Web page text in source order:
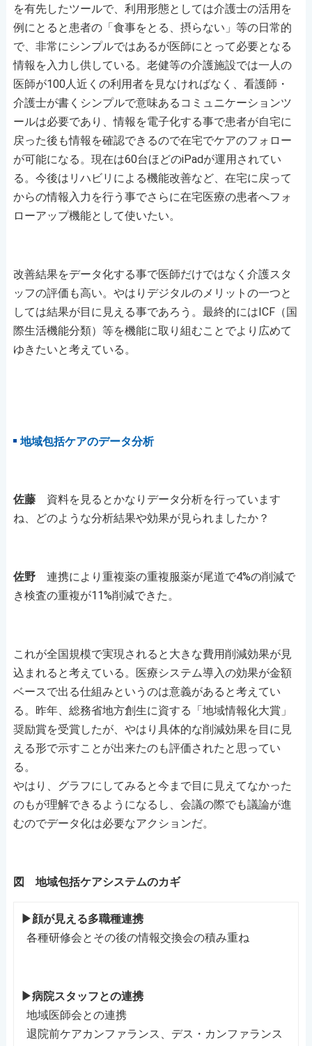
を有先したツールで、利用形態としては介護士の活用を
例にとると患者の「食事をとる、摂らない」等の日常的
で、非常にシンプルではあるが医師にとって必要となる
情報を入力し供している。老健等の介護施設では一人の
医師が100人近くの利用者を見なければなく、看護師・
介護士が書くシンプルで意味あるコミュニケーションツ
ールは必要であり、情報を電子化する事で患者が自宅に
戻った後も情報を確認できるので在宅でケアのフォロー
が可能になる。現在は60台ほどのiPadが運用されてい
る。今後はリハビリによる機能改善など、在宅に戻って
からの情報入力を行う事でさらに在宅医療の患者へフォ
ローアップ機能として使いたい。
改善結果をデータ化する事で医師だけではなく介護スタ
ッフの評価も高い。やはりデジタルのメリットの一つと
しては結果が目に見える事であろう。最終的にはICF（国
際生活機能分類）等を機能に取り組むことでより広めて
ゆきたいと考えている。
地域包括ケアのデータ分析
佐藤資料を見るとかなりデータ分析を行っています
ね、どのような分析結果や効果が見られましたか？
佐野連携により重複薬の重複服薬が尾道で4%の削減で
き検査の重複が11%削減できた。
これが全国規模で実現されると大きな費用削減効果が見
込まれると考えている。医療システム導入の効果が金額
ベースで出る仕組みというのは意義があると考えてい
る。昨年、総務省地方創生に資する「地域情報化大賞」
奨励賞を受賞したが、やはり具体的な削減効果を目に見
える形で示すことが出来たのも評価されたと思ってい
る。
やはり、グラフにしてみると今まで目に見えてなかった
のもが理解できるようになるし、会議の際でも議論が進
むのでデータ化は必要なアクションだ。
図 地域包括ケアシステムのカギ
▶顔が見える多職種連携
各種研修会とその後の情報交換会の積み重ね
▶病院スタッフとの連携
地域医師会との連携
退院前ケアカンファランス、デス・カンファランス